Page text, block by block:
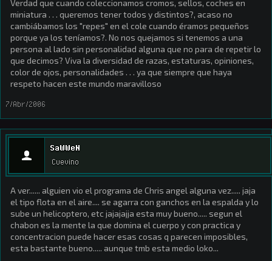
Verdad que cuando coleccionamos cromos, sellos, coches en
miniatura . . . queremos tener todos y distintos?, acaso no
cambiábamos los "repes" en el cole cuando éramos pequeños
porque ya los teníamos?. No nos quejamos si tenemos a una
persona al lado sin personalidad alguna que no para de repetir lo
que decimos? Viva la diversidad de razas, estaturas, opiniones,
color de ojos, personalidades . . . ya que siempre que haya
respeto hacen este mundo maravilloso
7/Abr/2006
SaWWeN
Cuevino
A ver...... alguien vio el programa de Chris angel alguna vez..... jaja
el tipo flota en el aire.... se agarra con ganchos en la espalda y lo
sube un helicoptero, etc jajajajja esta muy bueno..... segun el
chabon es la mente la que domina el cuerpo y con practica y
concentracion puede hacer esas cosas q parecen imposibles,
esta bastante bueno..... aunque tmb esta medio loko...